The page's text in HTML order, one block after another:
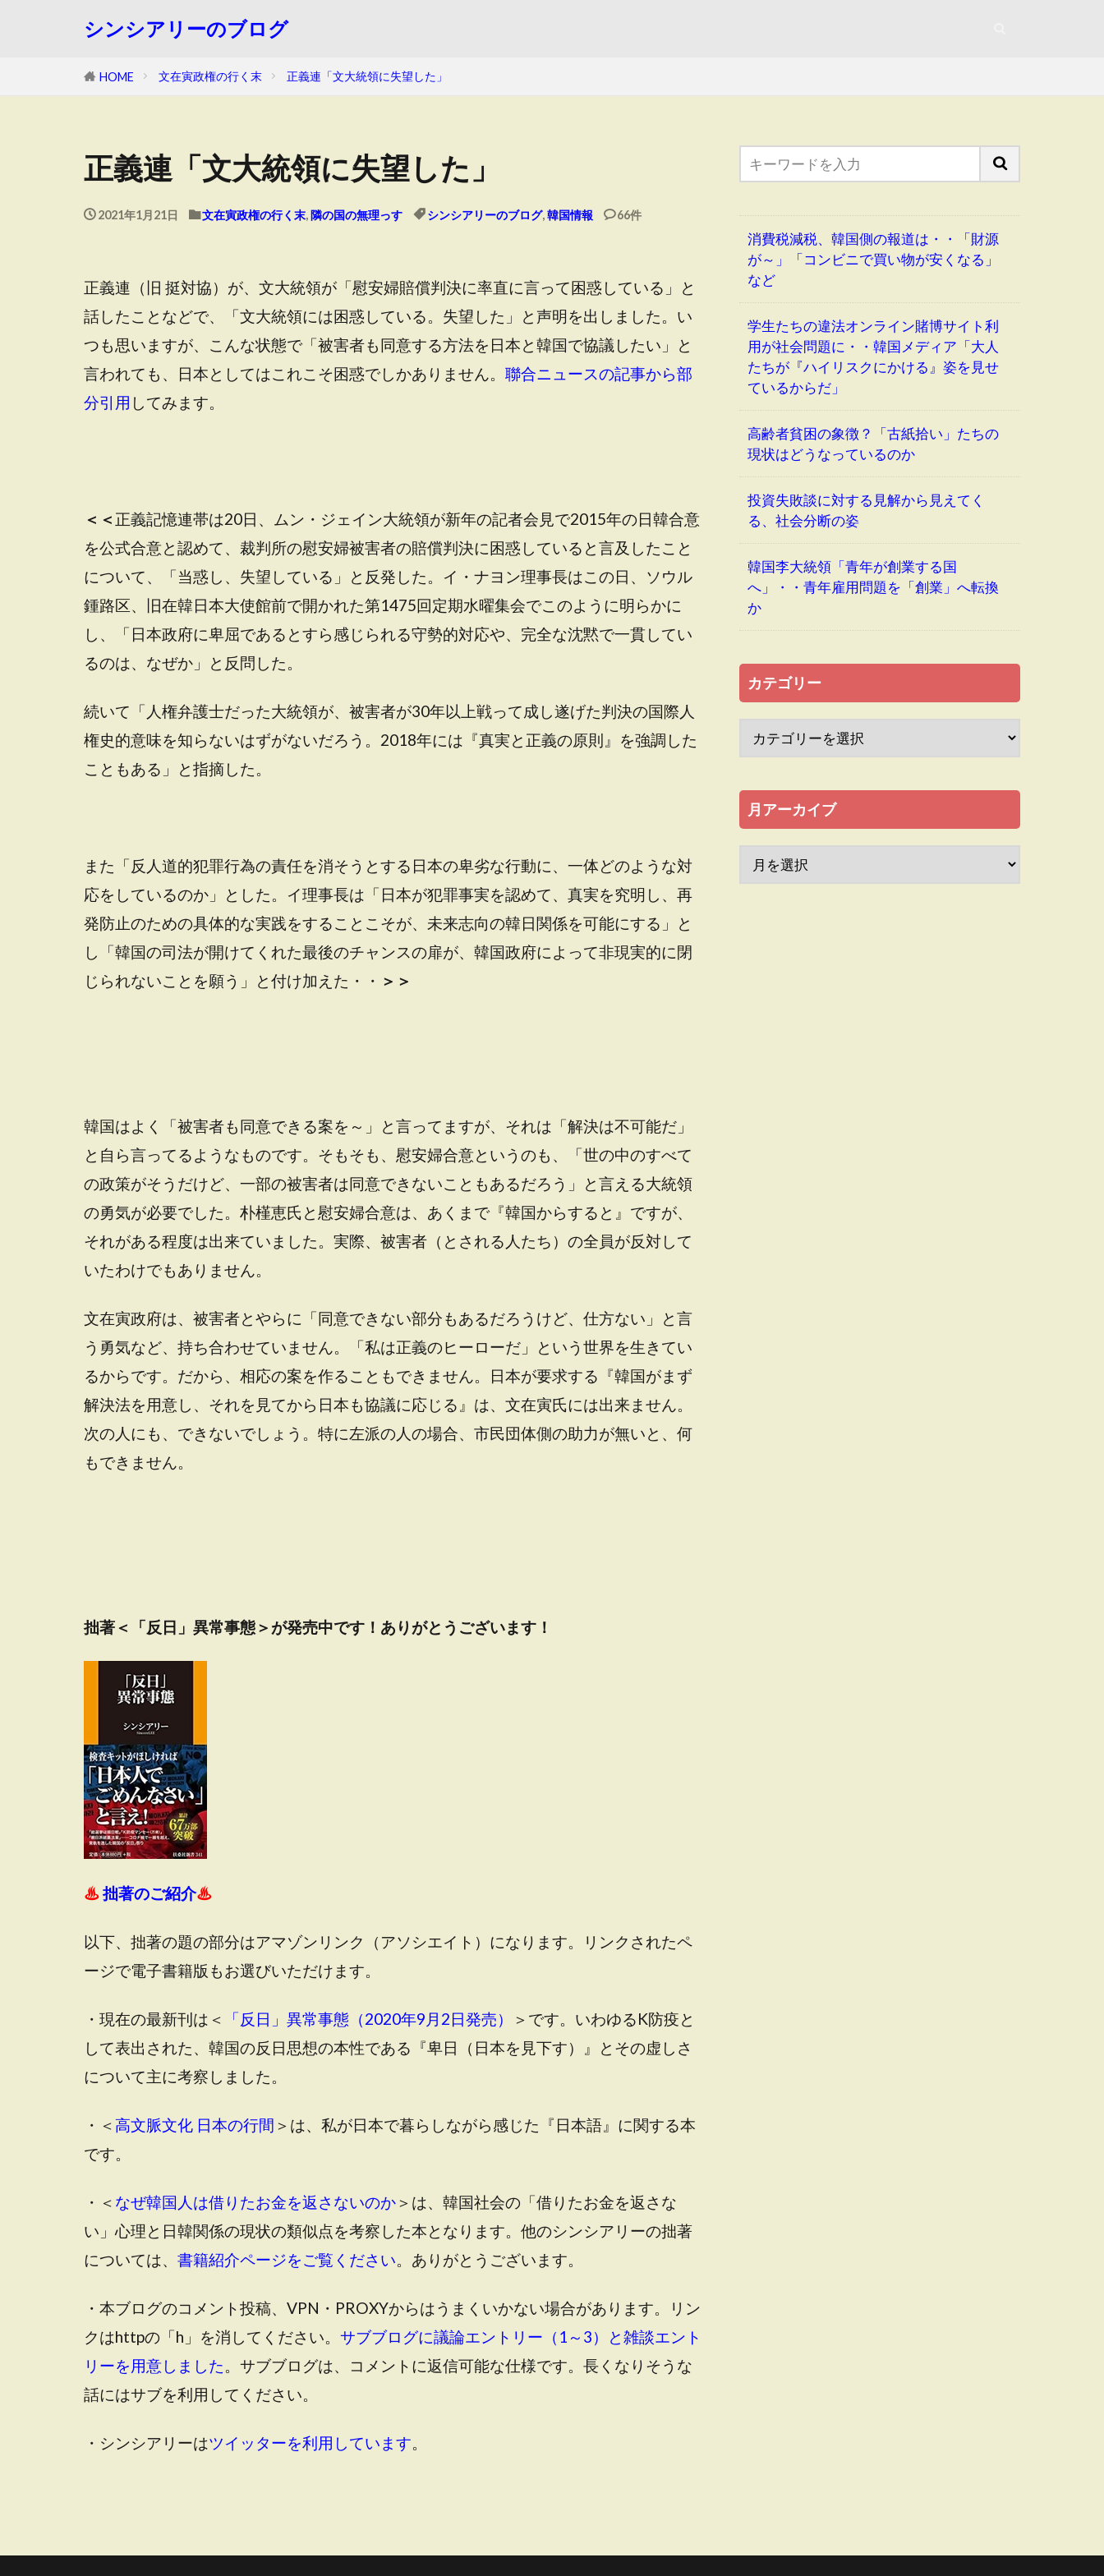
シンシアリーのブログ
HOME 文在寅政権の行く末 正義連「文大統領に失望した」
正義連「文大統領に失望した」
2021年1月21日 文在寅政権の行く末,隣の国の無理っす シンシアリーのブログ,韓国情報 66件
正義連（旧 挺対協）が、文大統領が「慰安婦賠償判決に率直に言って困惑している」と
話したことなどで、「文大統領には困惑している。失望した」と声明を出しました。い
つも思いますが、こんな状態で「被害者も同意する方法を日本と韓国で協議したい」と
言われても、日本としてはこれこそ困惑でしかありません。 聯合ニュースの記事から部
分引用 してみます。
＜＜ 正義記憶連帯は20日、ムン・ジェイン大統領が新年の記者会見で2015年の日韓合意
を公式合意と認めて、裁判所の慰安婦被害者の賠償判決に困惑していると言及したこと
について、「当惑し、失望している」と反発した。イ・ナヨン理事長はこの日、ソウル
鍾路区、旧在韓日本大使館前で開かれた第1475回定期水曜集会でこのように明らかに
し、「日本政府に卑屈であるとすら感じられる守勢的対応や、完全な沈黙で一貫してい
るのは、なぜか」と反問した。
続いて「人権弁護士だった大統領が、被害者が30年以上戦って成し遂げた判決の国際人
権史的意味を知らないはずがないだろう。2018年には『真実と正義の原則』を強調した
こともある」と指摘した。
また「反人道的犯罪行為の責任を消そうとする日本の卑劣な行動に、一体どのような対
応をしているのか」とした。イ理事長は「日本が犯罪事実を認めて、真実を究明し、再
発防止のための具体的な実践をすることこそが、未来志向の韓日関係を可能にする」と
し「韓国の司法が開けてくれた最後のチャンスの扉が、韓国政府によって非現実的に閉
じられないことを願う」と付け加えた・・ ＞＞
韓国はよく「被害者も同意できる案を～」と言ってますが、それは「解決は不可能だ」
と自ら言ってるようなものです。そもそも、慰安婦合意というのも、「世の中のすべて
の政策がそうだけど、一部の被害者は同意できないこともあるだろう」と言える大統領
の勇気が必要でした。朴槿恵氏と慰安婦合意は、あくまで『韓国からすると』ですが、
それがある程度は出来ていました。実際、被害者（とされる人たち）の全員が反対して
いたわけでもありません。
文在寅政府は、被害者とやらに「同意できない部分もあるだろうけど、仕方ない」と言
う勇気など、持ち合わせていません。「私は正義のヒーローだ」という世界を生きてい
るからです。だから、相応の案を作ることもできません。日本が要求する『韓国がまず
解決法を用意し、それを見てから日本も協議に応じる』は、文在寅氏には出来ません。
次の人にも、できないでしょう。特に左派の人の場合、市民団体側の助力が無いと、何
もできません。
拙著＜「反日」異常事態＞が発売中です！ありがとうございます！
♨拙著のご紹介♨
以下、拙著の題の部分はアマゾンリンク（アソシエイト）になります。リンクされたペ
ージで電子書籍版もお選びいただけます。
・現在の最新刊は＜ 「反日」異常事態（2020年9月2日発売） ＞です。いわゆるK防疫と
して表出された、韓国の反日思想の本性である『卑日（日本を見下す）』とその虚しさ
について主に考察しました。
・＜高文脈文化 日本の行間 ＞は、私が日本で暮らしながら感じた『日本語』に関する本
です。
・＜ なぜ韓国人は借りたお金を返さないのか＞は、韓国社会の「借りたお金を返さな
い」心理と日韓関係の現状の類似点を考察した本となります。他のシンシアリーの拙著
については、 書籍紹介ページをご覧ください。ありがとうございます。
・本ブログのコメント投稿、VPN・PROXYからはうまくいかない場合があります。リン
クはhttpの「h」を消してください。 サブブログに議論エントリー（1～3）と雑談エント
リーを用意しました。サブブログは、コメントに返信可能な仕様です。長くなりそうな
話にはサブを利用してください。
・シンシアリーはツイッターを利用しています。
消費税減税、韓国側の報道は・・「財源
が～」「コンビニで買い物が安くなる」
など
学生たちの違法オンライン賭博サイト利
用が社会問題に・・韓国メディア「大人
たちが『ハイリスクにかける』姿を見せ
ているからだ」
高齢者貧困の象徴？「古紙拾い」たちの
現状はどうなっているのか
投資失敗談に対する見解から見えてく
る、社会分断の姿
韓国李大統領「青年が創業する国
へ」・・青年雇用問題を「創業」へ転換
か
カテゴリー
月アーカイブ